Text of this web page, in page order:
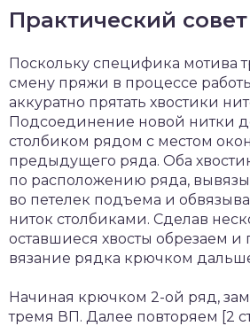
Практический совет
Поскольку специфика мотива
смену пряжи в процессе
аккуратно прятать хвостики
Подсоединение новой нитки
столбиком рядом с местом
предыдущего ряда. Оба
по расположению ряда,
во петелек подъема и
ниток столбиками. Сделав
оставшиеся хвосты обрезаем
вязание рядка крючком
Начиная крючком 2-ой ряд,
тремя ВП. Далее повторяем [2